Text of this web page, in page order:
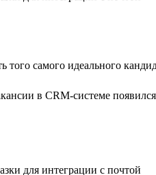
самого идеального
в CRM-системе